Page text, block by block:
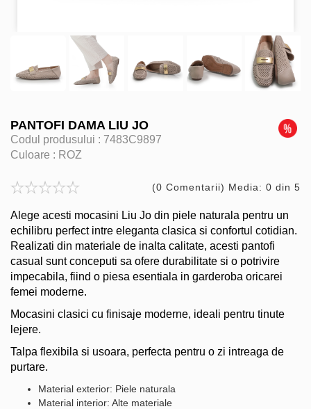
PANTOFI DAMA LIU JO
Codul produsului : 7483C9897
Culoare : ROZ
(0 Comentarii) Media: 0 din 5
Alege acesti mocasini Liu Jo din piele naturala pentru un
echilibru perfect intre eleganta clasica si confortul cotidian.
Realizati din materiale de inalta calitate, acesti pantofi
casual sunt conceputi sa ofere durabilitate si o potrivire
impecabila, fiind o piesa esentiala in garderoba oricarei
femei moderne.
Mocasini clasici cu finisaje moderne, ideali pentru tinute
lejere.
Talpa flexibila si usoara, perfecta pentru o zi intreaga de
purtare.
Material exterior: Piele naturala
Material interior: Alte materiale